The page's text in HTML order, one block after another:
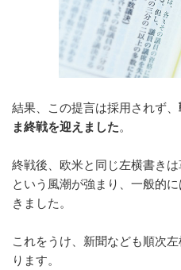
結果、この提言は採用されず、
ま終戦を迎えました。
終戦後、欧米と同じ左横書き
という風潮が強まり、一般的に
きました。
これをうけ、新聞なども順次
ります。